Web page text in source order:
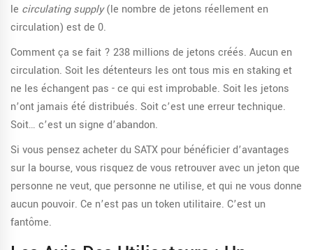
le circulating supply(le nombre de jetons réellement en
circulation) est de 0.
Comment ça se fait ? 238 millions de jetons créés. Aucun en
circulation. Soit les détenteurs les ont tous mis en staking et
ne les échangent pas - ce qui est improbable. Soit les jetons
n’ont jamais été distribués. Soit c’est une erreur technique.
Soit… c’est un signe d’abandon.
Si vous pensez acheter du SATX pour bénéficier d’avantages
sur la bourse, vous risquez de vous retrouver avec un jeton que
personne ne veut, que personne ne utilise, et qui ne vous donne
aucun pouvoir. Ce n’est pas un token utilitaire. C’est un
fantôme.